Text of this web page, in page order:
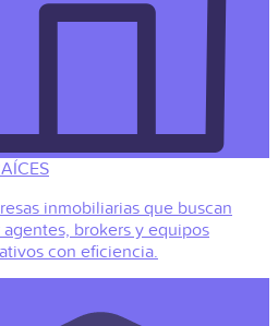
inmobiliarias que buscan
brokers y equipos
con eficiencia.